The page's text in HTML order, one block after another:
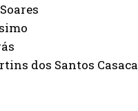
dos Santos Casaca